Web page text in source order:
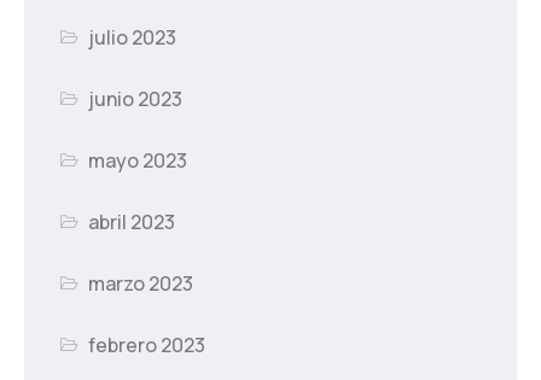
julio 2023
junio 2023
mayo 2023
abril 2023
marzo 2023
febrero 2023